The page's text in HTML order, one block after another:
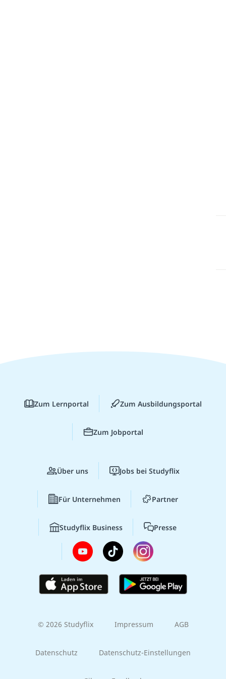
Zum Lernportal Zum Ausbildungsportal
Zum Jobportal
Über uns Jobs bei Studyflix
Für Unternehmen Partner
Studyflix Business Presse
© 2026 Studyflix Impressum AGB
Datenschutz Datenschutz-Einstellungen